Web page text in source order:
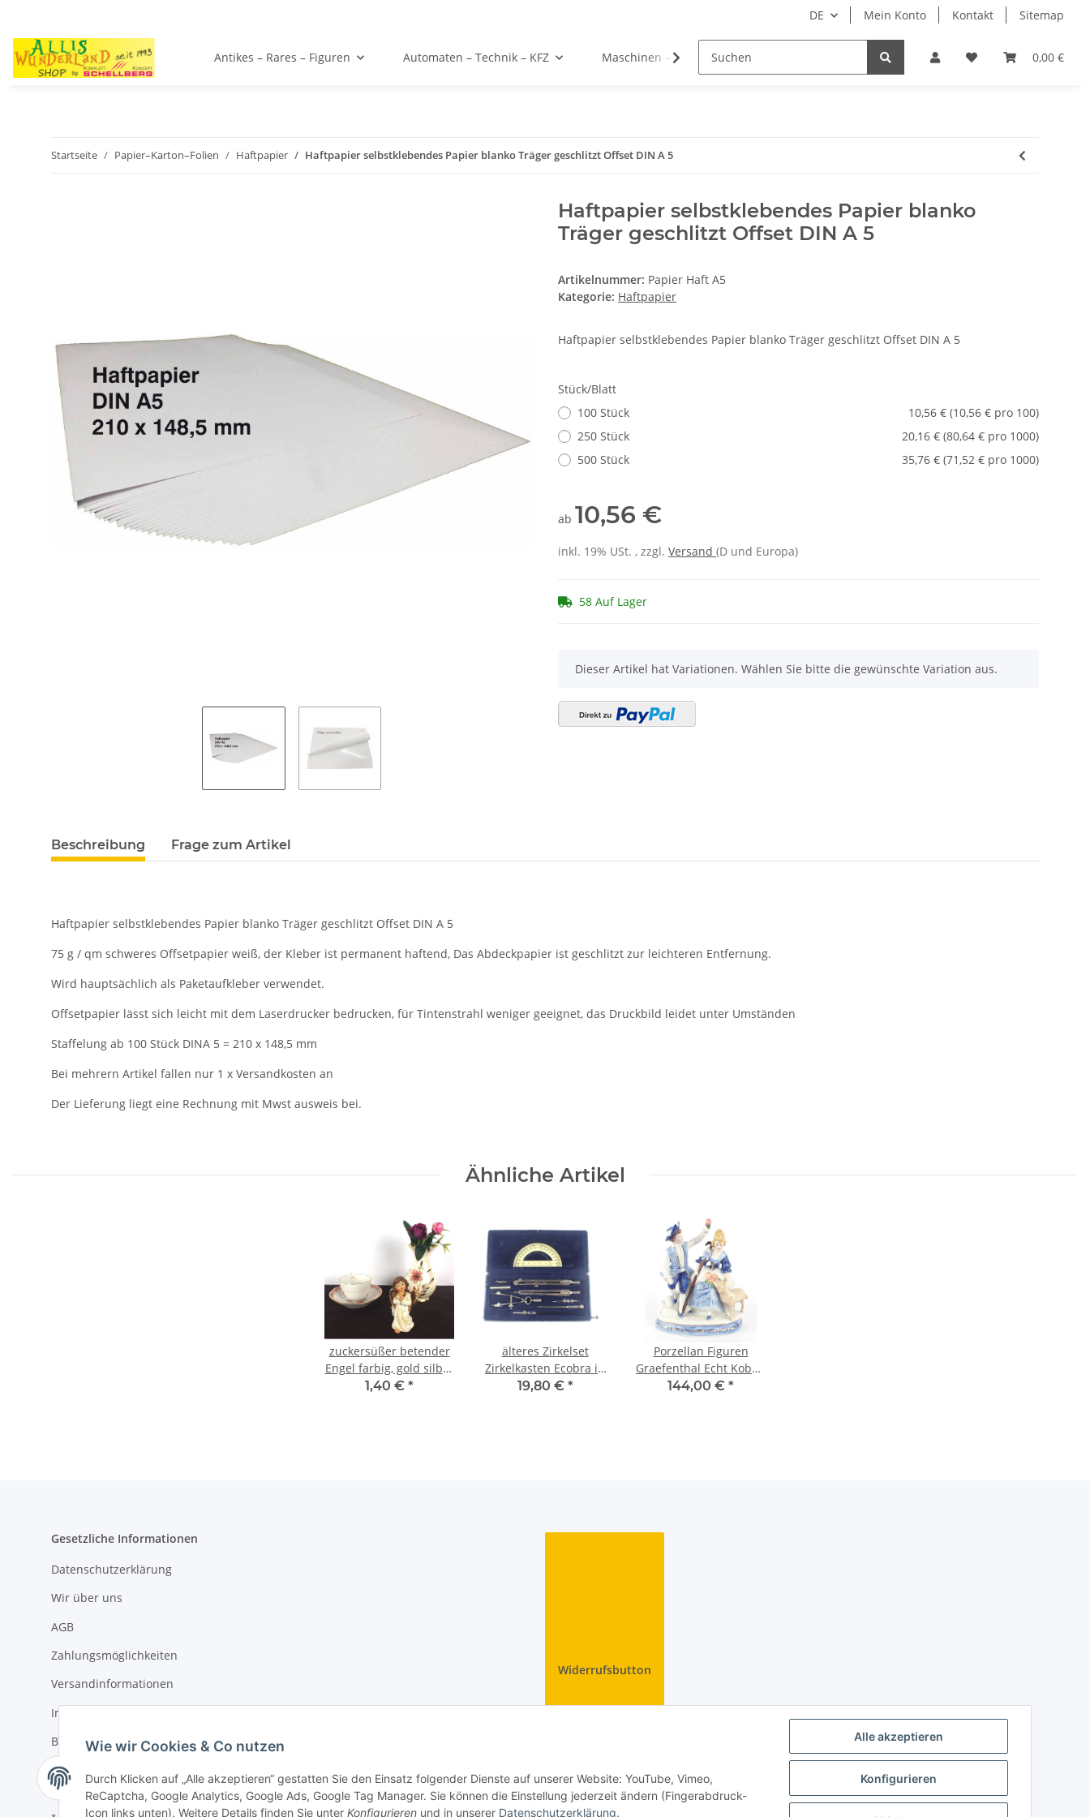
DE Mein Konto Kontakt Sitemap
0,00 €
Antikes – Rares – Figuren Automaten – Technik – KFZ Maschinen – Werkzeuge Papier–Karton–Folien
Startseite Papier–Karton–Folien Haftpapier Haftpapier selbstklebendes Papier blanko Träger geschlitzt Offset DIN A 5
Haftpapier selbstklebendes Papier blanko
Träger geschlitzt Offset DIN A 5
Artikelnummer: Papier Haft A5
Kategorie: Haftpapier
Haftpapier selbstklebendes Papier blanko Träger geschlitzt Offset DIN A 5
Stück/Blatt
100 Stück
10,56 € (10,56 € pro 100)
250 Stück
20,16 € (80,64 € pro 1000)
500 Stück
35,76 € (71,52 € pro 1000)
ab 10,56 €
inkl. 19% USt. , zzgl. Versand (D und Europa)
58 Auf Lager
x
Dieser Artikel hat Variationen. Wählen Sie bitte die gewünschte Variation aus.
Beschreibung Frage zum Artikel
Haftpapier selbstklebendes Papier blanko Träger geschlitzt Offset DIN A 5
75 g / qm schweres Offsetpapier weiß, der Kleber ist permanent haftend, Das Abdeckpapier ist geschlitzt zur leichteren Entfernung.
Wird hauptsächlich als Paketaufkleber verwendet.
Offsetpapier lässt sich leicht mit dem Laserdrucker bedrucken, für Tintenstrahl weniger geeignet, das Druckbild leidet unter Umständen
Staffelung ab 100 Stück DINA 5 = 210 x 148,5 mm
Bei mehrern Artikel fallen nur 1 x Versandkosten an
Der Lieferung liegt eine Rechnung mit Mwst ausweis bei.
Ähnliche Artikel
zuckersüßer betender
Engel farbig, gold silber
dekoriert 9 cm hoch
1,40 € *
älteres Zirkelset
Zirkelkasten Ecobra in
Schatulle umfangreich
19,80 € *
Porzellan Figuren
Graefenthal Echt Kobalt
sehr guter Zustand
144,00 € *
Gesetzliche Informationen
Datenschutzerklärung
Wir über uns
AGB
Zahlungsmöglichkeiten
Versandinformationen
Impressum
Batteriegesetzhinweise
Widerrufsrecht
Widerrufsbutton
Wie wir Cookies & Co nutzen
Durch Klicken auf „Alle akzeptieren“ gestatten Sie den Einsatz folgender Dienste auf unserer Website: YouTube, Vimeo,
ReCaptcha, Google Analytics, Google Ads, Google Tag Manager. Sie können die Einstellung jederzeit ändern (Fingerabdruck-
Icon links unten). Weitere Details finden Sie unter Konfigurieren und in unserer Datenschutzerklärung.
Alle akzeptieren
Konfigurieren